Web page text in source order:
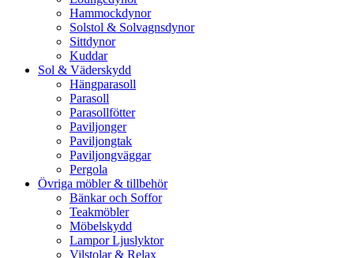
Hammockdynor
Solstol & Solvagnsdynor
Sittdynor
Kuddar
Sol & Väderskydd
Hängparasoll
Parasoll
Parasollfötter
Paviljonger
Paviljongtak
Paviljongväggar
Pergola
Övriga möbler & tillbehör
Bänkar och Soffor
Teakmöbler
Möbelskydd
Lampor Ljuslyktor
Vilstolar & Relax